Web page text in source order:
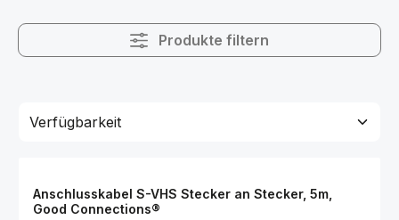
Produkte filtern
Anschlusskabel S-VHS Stecker an Stecker, 5m,
Good Connections®